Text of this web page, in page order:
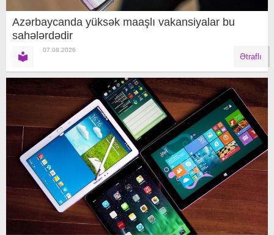
Azərbaycanda yüksək maaşlı vakansiyalar bu
sahələrdədir
07.08.2026
Ətraflı